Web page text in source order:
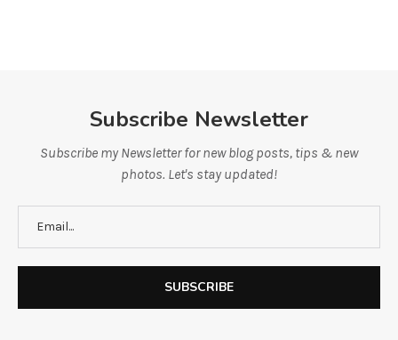
Subscribe Newsletter
Subscribe my Newsletter for new blog posts, tips & new
photos. Let's stay updated!